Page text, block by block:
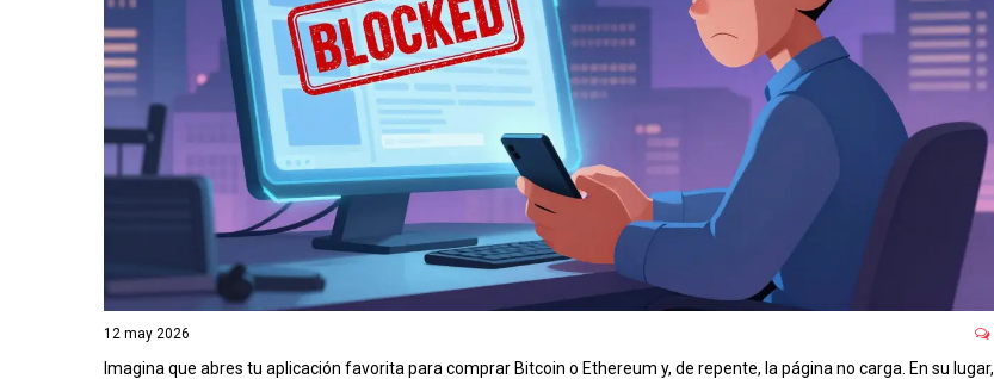
12 may 2026
Imagina que abres tu aplicación favorita para comprar Bitcoin o Ethereum y, de repente, la página no carga. En su lugar,